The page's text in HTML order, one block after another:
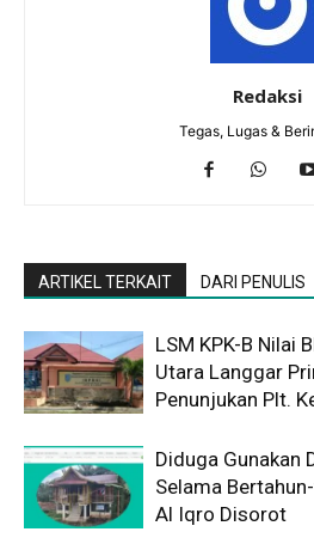
Redaksi
Tegas, Lugas &
ARTIKEL TERKAIT DARI PENULIS
LSM KPK-B Nilai
Utara Langgar
Penunjukan Plt.
Diduga Gunakan
Selama
Al Iqro Disorot